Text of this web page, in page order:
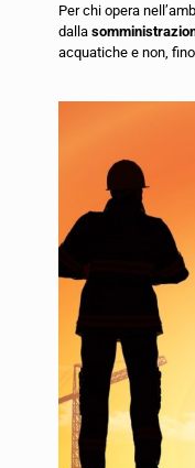
Per chi opera
dalla
acquatiche e non,